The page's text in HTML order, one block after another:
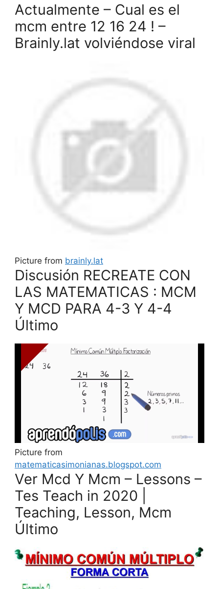
Actualmente – Cual es el
mcm entre 12 16 24 ! –
Brainly.lat volviéndose viral
Picture from brainly.lat
Discusión RECREATE CON
LAS MATEMATICAS : MCM
Y MCD PARA 4-3 Y 4-4
Último
Picture from
matematicasimonianas.blogspot.com
Ver Mcd Y Mcm – Lessons –
Tes Teach in 2020 |
Teaching, Lesson, Mcm
Último